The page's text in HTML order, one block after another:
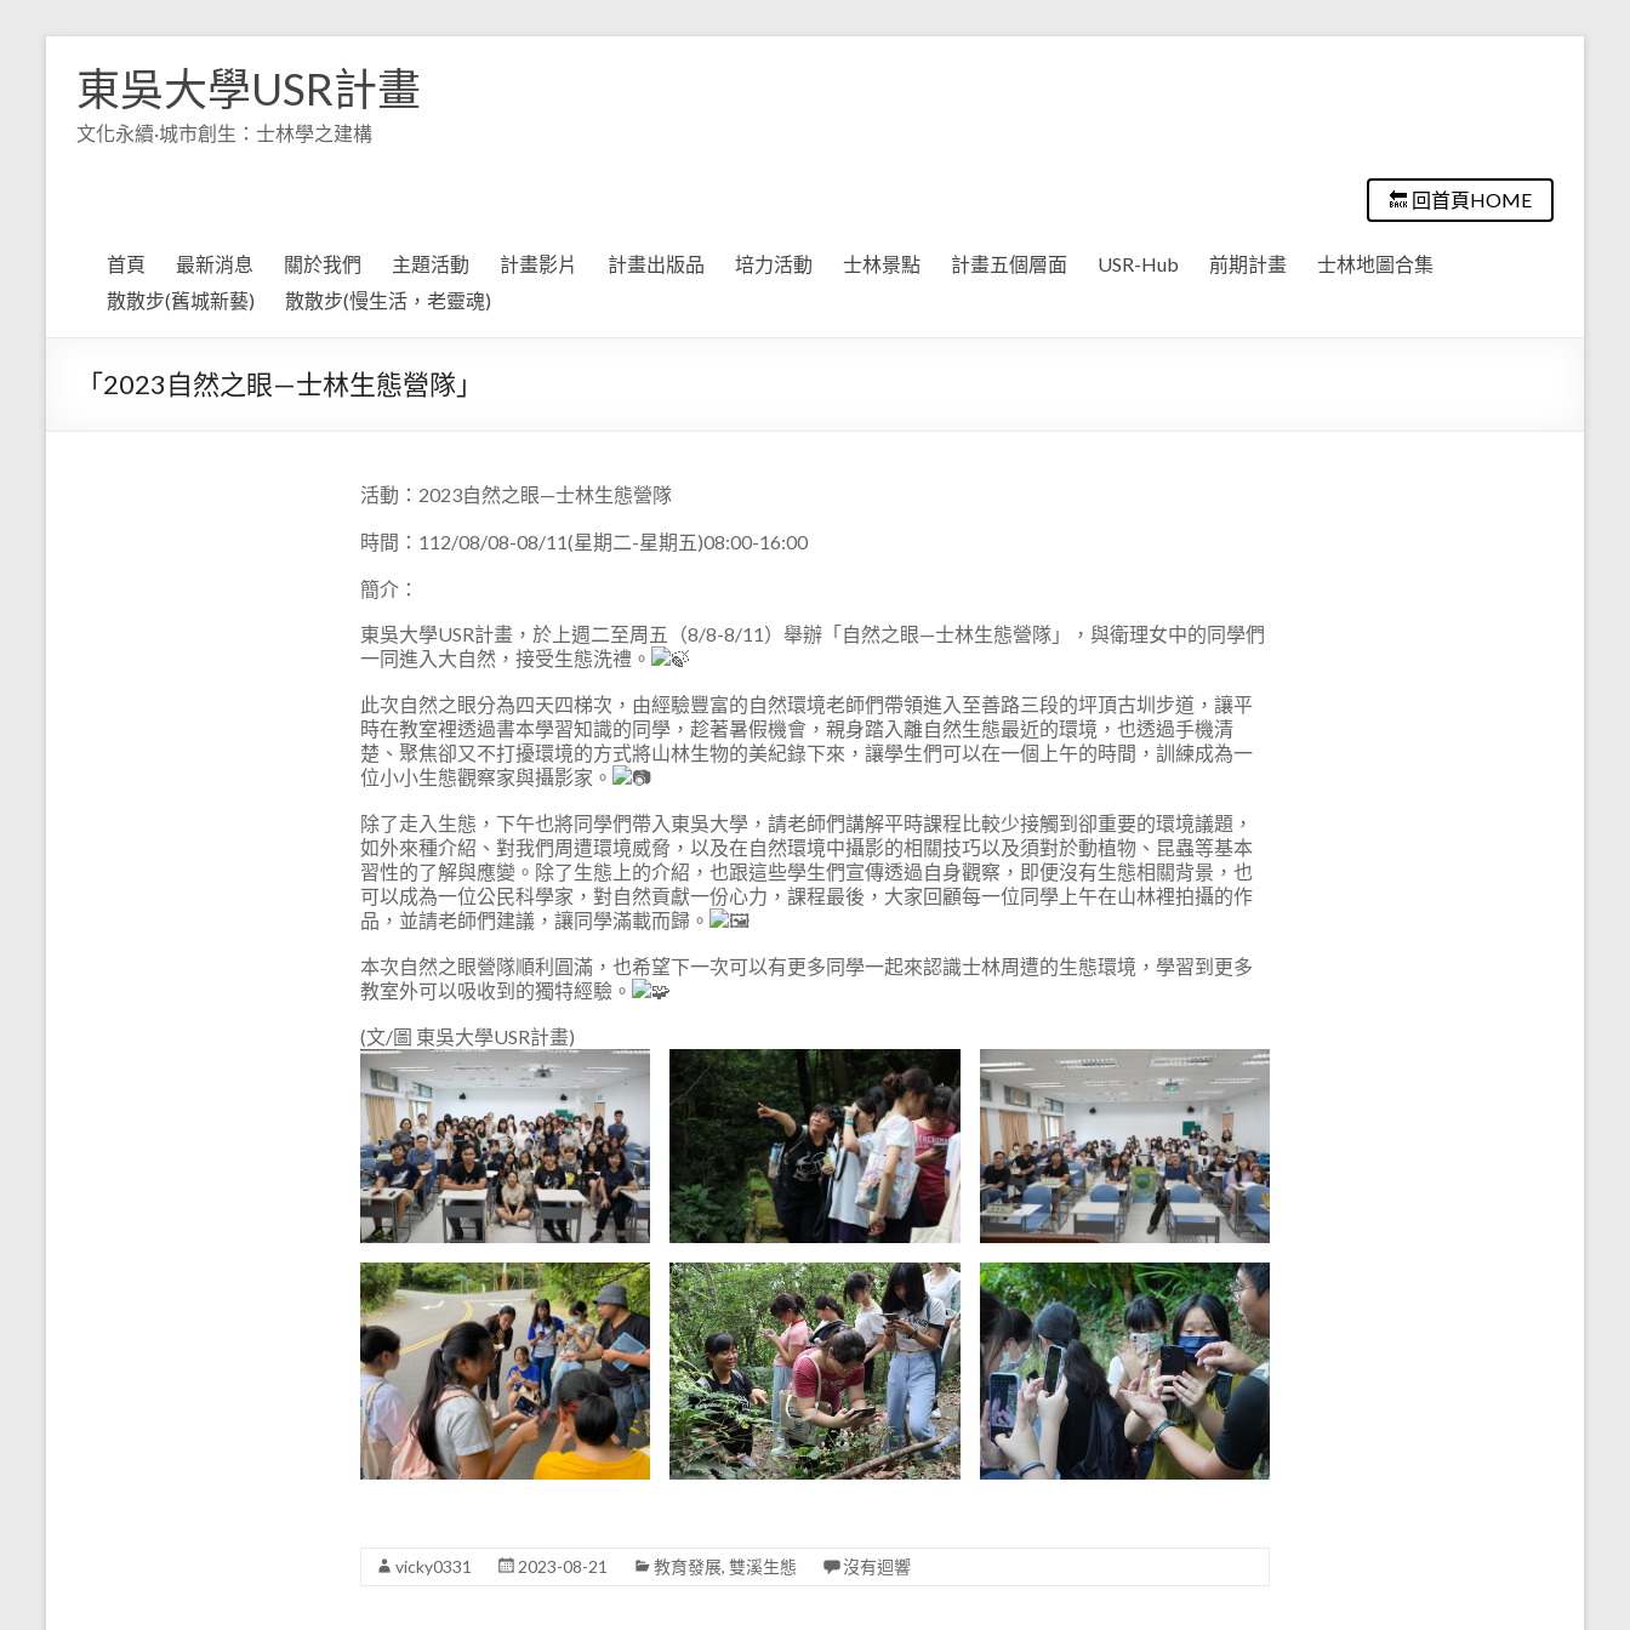
content
東吳大學USR計畫
文化永續·城市創生：士林學之建構
🔙 回首頁HOME
首頁 最新消息 關於我們 主題活動 計畫影片 計畫出版品 培力活動 士林景點 計畫五個層面 USR-Hub 前期計畫
士林地圖合集
散散步(舊城新藝)
散散步(慢生活，老靈魂)
「2023自然之眼—士林生態營隊」
活動：2023自然之眼—士林生態營隊
時間：112/08/08-08/11(星期二-星期五)08:00-16:00
簡介：
東吳大學USR計畫，於上週二至周五（8/8-8/11）舉辦「自然之眼—士林生態營隊」，與衛理女中的同學們
一同進入大自然，接受生態洗禮。
此次自然之眼分為四天四梯次，由經驗豐富的自然環境老師們帶領進入至善路三段的坪頂古圳步道，讓平
時在教室裡透過書本學習知識的同學，趁著暑假機會，親身踏入離自然生態最近的環境，也透過手機清
楚、聚焦卻又不打擾環境的方式將山林生物的美紀錄下來，讓學生們可以在一個上午的時間，訓練成為一
位小小生態觀察家與攝影家。
除了走入生態，下午也將同學們帶入東吳大學，請老師們講解平時課程比較少接觸到卻重要的環境議題，
如外來種介紹、對我們周遭環境威脅，以及在自然環境中攝影的相關技巧以及須對於動植物、昆蟲等基本
習性的了解與應變。除了生態上的介紹，也跟這些學生們宣傳透過自身觀察，即便沒有生態相關背景，也
可以成為一位公民科學家，對自然貢獻一份心力，課程最後，大家回顧每一位同學上午在山林裡拍攝的作
品，並請老師們建議，讓同學滿載而歸。
本次自然之眼營隊順利圓滿，也希望下一次可以有更多同學一起來認識士林周遭的生態環境，學習到更多
教室外可以吸收到的獨特經驗。
(文/圖 東吳大學USR計畫)
vicky0331 2023-08-21 教育發展, 雙溪生態 沒有迴響